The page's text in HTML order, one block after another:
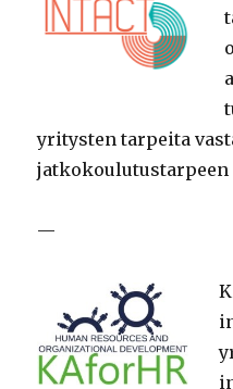
yritysten tarpeita
—